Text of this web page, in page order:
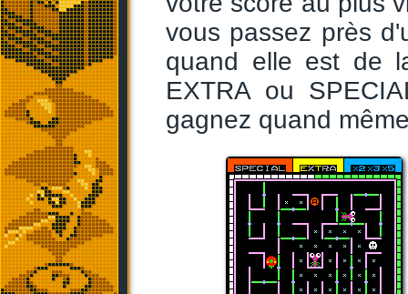
vous passez près
quand elle est de
EXTRA ou
gagnez quand